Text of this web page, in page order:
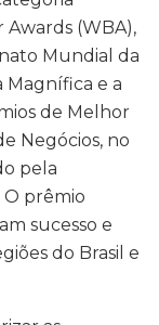
(WBA),
Mundial da
Magnífica e a
de Melhor
Negócios, no
pela
prêmio
sucesso e
do Brasil e